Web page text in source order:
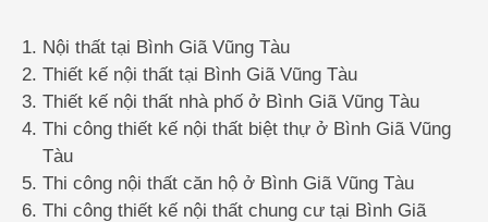
Nội thất tại Bình Giã Vũng Tàu
Thiết kế nội thất tại Bình Giã Vũng Tàu
Thiết kế nội thất nhà phố ở Bình Giã Vũng Tàu
Thi công thiết kế nội thất biệt thự ở Bình Giã Vũng
Tàu
Thi công nội thất căn hộ ở Bình Giã Vũng Tàu
Thi công thiết kế nội thất chung cư tại Bình Giã